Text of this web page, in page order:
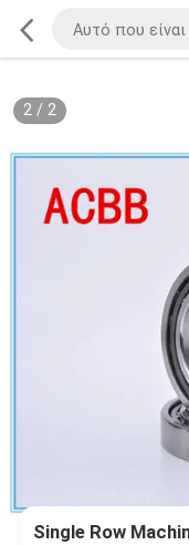
2/ 2
Single Row